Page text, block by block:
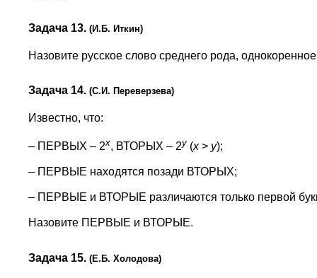
Задача 13. (И.Б. Иткин)
Назовите русское слово среднего рода,
Задача 14. (С.И. Переверзева)
Известно, что:
– ПЕРВЫХ – 2x, ВТОРЫХ – 2y (x> y);
– ПЕРВЫЕ находятся позади ВТОРЫХ;
– ПЕРВЫЕ и ВТОРЫЕ различаются только первой
Назовите ПЕРВЫЕ и ВТОРЫЕ.
Задача 15. (Е.Б. Холодова)